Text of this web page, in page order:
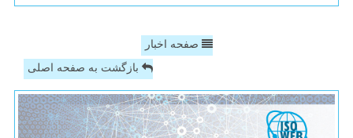
صفحه اخبار
بازگشت به صفحه اصلی